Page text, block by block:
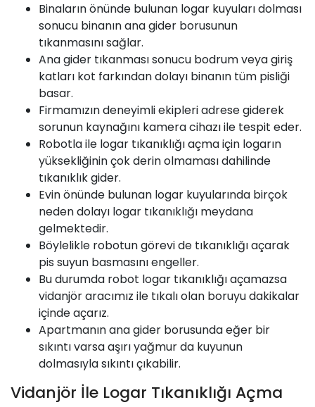
Binaların önünde bulunan logar kuyuları dolması
sonucu binanın ana gider borusunun
tıkanmasını sağlar.
Ana gider tıkanması sonucu bodrum veya giriş
katları kot farkından dolayı binanın tüm pisliği
basar.
Firmamızın deneyimli ekipleri adrese giderek
sorunun kaynağını kamera cihazı ile tespit eder.
Robotla ile logar tıkanıklığı açma için logarın
yüksekliğinin çok derin olmaması dahilinde
tıkanıklık gider.
Evin önünde bulunan logar kuyularında birçok
neden dolayı logar tıkanıklığı meydana
gelmektedir.
Böylelikle robotun görevi de tıkanıklığı açarak
pis suyun basmasını engeller.
Bu durumda robot logar tıkanıklığı açamazsa
vidanjör aracımız ile tıkalı olan boruyu dakikalar
içinde açarız.
Apartmanın ana gider borusunda eğer bir
sıkıntı varsa aşırı yağmur da kuyunun
dolmasıyla sıkıntı çıkabilir.
Vidanjör İle Logar Tıkanıklığı Açma